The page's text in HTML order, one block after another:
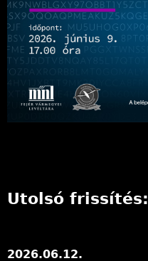
Utolsó frissítés:
2026.06.12.